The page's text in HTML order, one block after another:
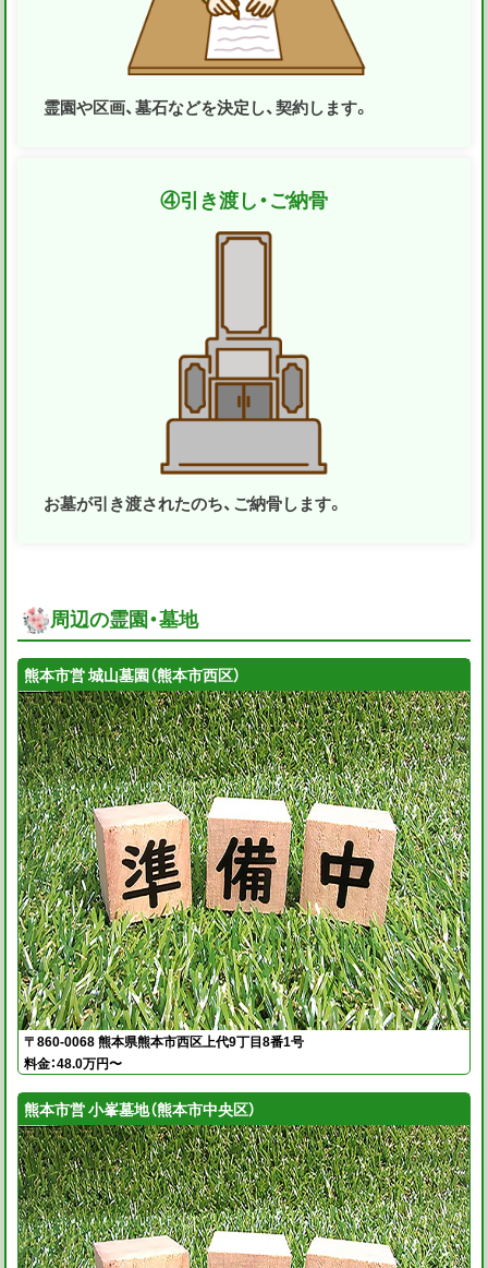
霊園や区画、墓石などを決定し、契約します。
④引き渡し・ご納骨
お墓が引き渡されたのち、ご納骨します。
周辺の霊園・墓地
熊本市営 城山墓園（熊本市西区）
〒860-0068 熊本県熊本市西区上代9丁目8番1号
料金：48.0万円〜
熊本市営 小峯墓地（熊本市中央区）